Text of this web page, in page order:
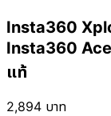
Insta360
Insta360
แท้
2,894 บาท